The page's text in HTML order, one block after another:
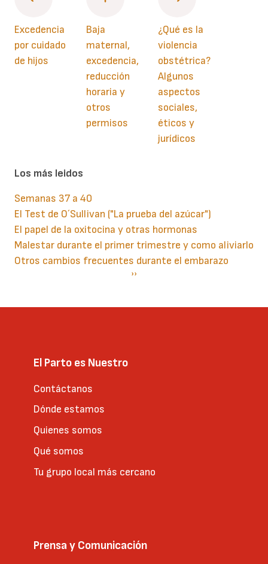
Excedencia
por cuidado
de hijos
Baja
maternal,
excedencia,
reducción
horaria y
otros
permisos
¿Qué es la
violencia
obstétrica?
Algunos
aspectos
sociales,
éticos y
jurídicos
Los más leidos
Semanas 37 a 40
El Test de O´Sullivan ("La prueba del azúcar")
El papel de la oxitocina y otras hormonas
Malestar durante el primer trimestre y como aliviarlo
Otros cambios frecuentes durante el embarazo
Siguiente
››
El Parto es Nuestro
Contáctanos
Dónde estamos
Quienes somos
Qué somos
Tu grupo local más cercano
Prensa y Comunicación